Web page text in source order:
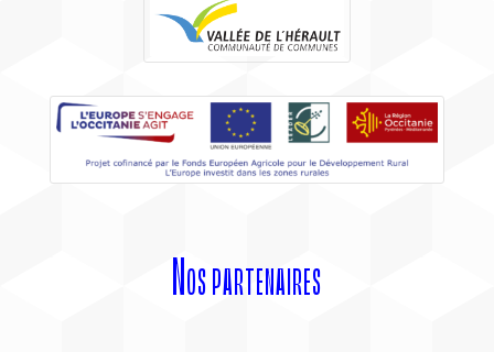
Nos partenaires